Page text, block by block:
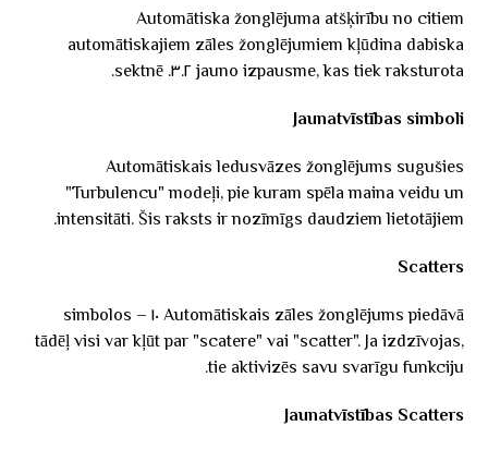
Automātiska žonglējuma atšķirību no citiem
automātiskajiem zāles žonglējumiem kļūdina dabiska
jauno izpausme, kas tiek raksturota ٣.٢. sektnē.
Jaunatvīstības simboli
Automātiskais ledusvāzes žonglējums sugušies
"Turbulencu" modeļi, pie kuram spēla maina veidu un
intensitāti. Šis raksts ir nozīmīgs daudziem lietotājiem.
Scatters
Automātiskais zāles žonglējums piedāvā ١٠ simbolos –
tādēļ visi var kļūt par "scatere" vai "scatter". Ja izdzīvojas,
tie aktivizēs savu svarīgu funkciju.
Jaunatvīstības Scatters